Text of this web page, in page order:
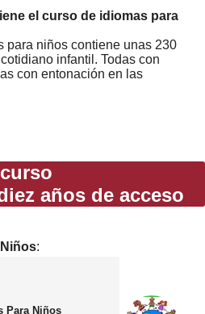
el curso de idiomas para
para niños contiene unas 230
infantil. Todas con
con entonación en las
años de acceso
:
Para Niños